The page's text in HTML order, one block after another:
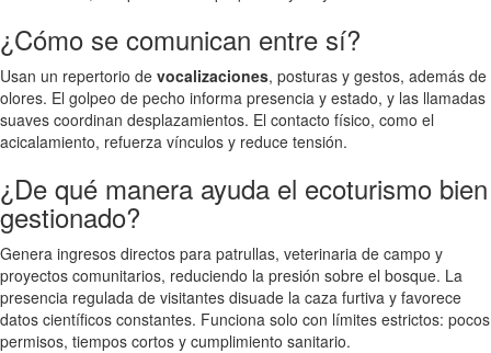
¿Cómo se comunican entre sí?
Usan un repertorio de vocalizaciones, posturas y gestos, además de
olores. El golpeo de pecho informa presencia y estado, y las llamadas
suaves coordinan desplazamientos. El contacto físico, como el
acicalamiento, refuerza vínculos y reduce tensión.
¿De qué manera ayuda el ecoturismo bien
gestionado?
Genera ingresos directos para patrullas, veterinaria de campo y
proyectos comunitarios, reduciendo la presión sobre el bosque. La
presencia regulada de visitantes disuade la caza furtiva y favorece
datos científicos constantes. Funciona solo con límites estrictos: pocos
permisos, tiempos cortos y cumplimiento sanitario.